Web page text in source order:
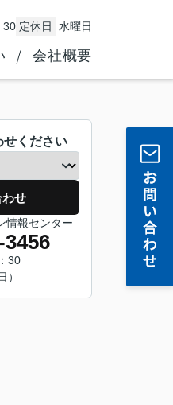
30 定休日 水曜日
会社概要
せください
せ
情報センター
3456
30
）